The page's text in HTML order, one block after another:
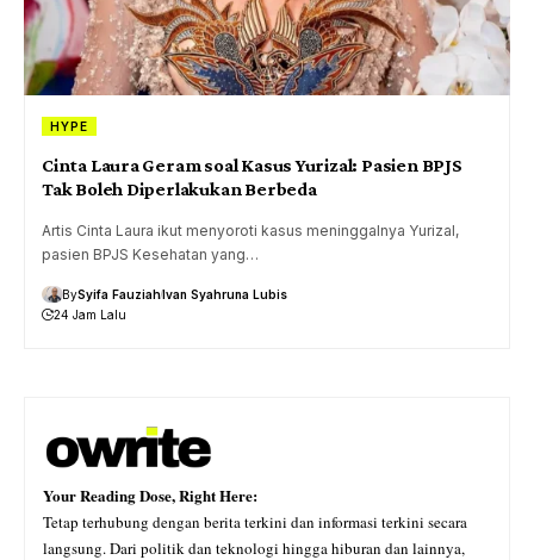
HYPE
Cinta Laura Geram soal Kasus Yurizal: Pasien BPJS
Tak Boleh Diperlakukan Berbeda
Artis Cinta Laura ikut menyoroti kasus meninggalnya Yurizal,
pasien BPJS Kesehatan yang…
BySyifa FauziahIvan Syahruna Lubis
24 Jam Lalu
Your Reading Dose, Right Here:
Tetap terhubung dengan berita terkini dan informasi terkini secara
langsung. Dari politik dan teknologi hingga hiburan dan lainnya,